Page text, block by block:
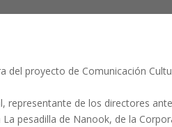
del proyecto de Comunicación
representante de los directores
pesadilla de Nanook, de la